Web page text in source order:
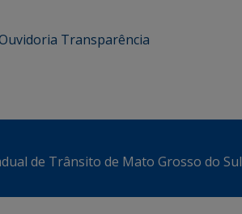
Transparência
de Trânsito de Mato Grosso do Sul